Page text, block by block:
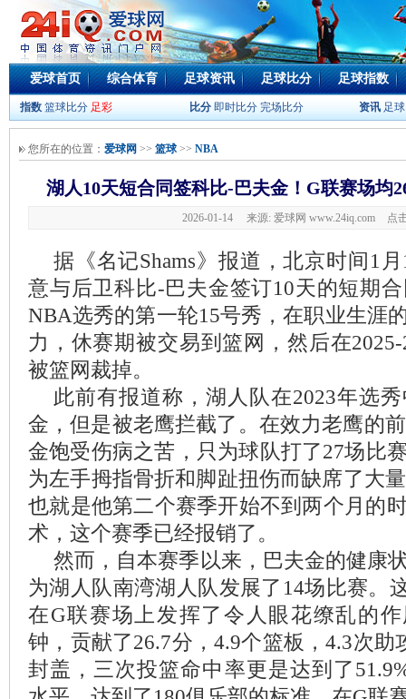
爱球首页 综合体育 足球资讯 足球比分 足球指数
指数 篮球比分 足彩 比分 即时比分 完场比分 资讯 足球
您所在的位置： 爱球网 >> 篮球>> NBA
湖人10天短合同签科比-巴夫金！G联赛场均
2026-01-14 来源: 爱球网 www.24iq.com 点
据《名记Shams》报道，北京时间1
意与后卫科比-巴夫金签订10天的短期
NBA选秀的第一轮15号秀，在职业生涯
力，休赛期被交易到篮网，然后在
被篮网裁掉。
此前有报道称，湖人队在2023年选
金，但是被老鹰拦截了。在效力老鹰的
金饱受伤病之苦，只为球队打了27场比
为左手拇指骨折和脚趾扭伤而缺席了大
也就是他第二个赛季开始不到两个月的
术，这个赛季已经报销了。
然而，自本赛季以来，巴夫金的健康
为湖人队南湾湖人队发展了14场比赛。
在G联赛场上发挥了令人眼花缭乱的
钟，贡献了26.7分，4.9个篮板，4.3次助
封盖，三次投篮命中率更是达到了